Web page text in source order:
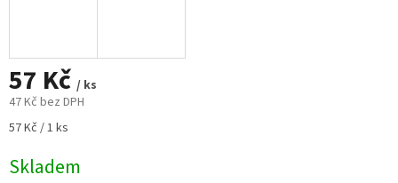
57 Kč / ks
47 Kč bez DPH
Měrná
57 Kč / 1 ks
Skladem